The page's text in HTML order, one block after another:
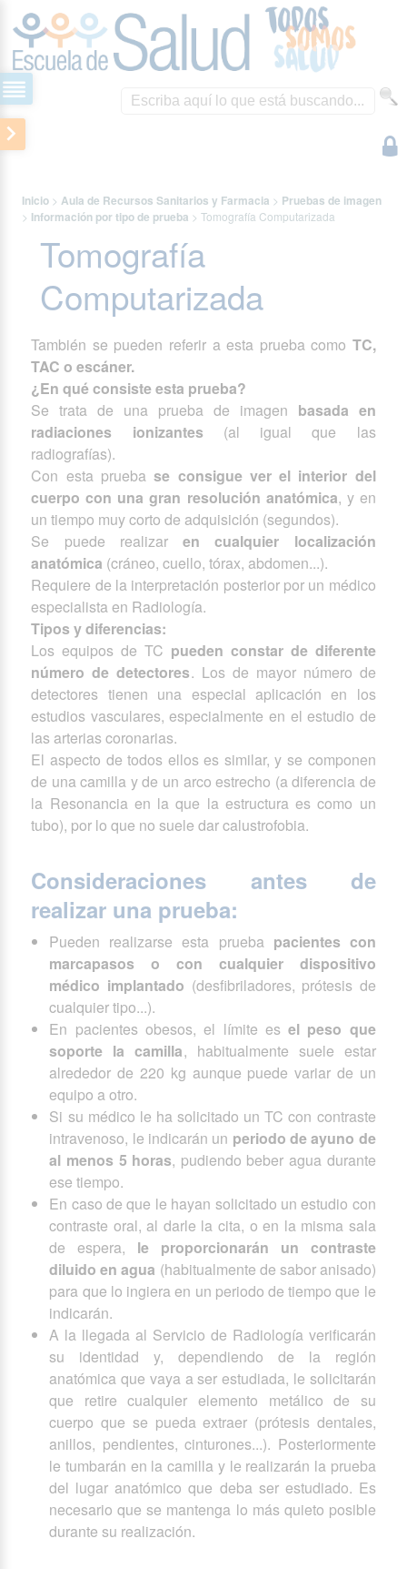
Inicio > Aula de Recursos Sanitarios y Farmacia > Pruebas de imagen
> Información por tipo de prueba >Tomografía Computarizada
Tomografía
Computarizada
También se pueden referir a esta prueba como TC,
TAC o escáner.
¿En qué consiste esta prueba?
Se trata de una prueba de imagen basada en
radiaciones ionizantes (al igual que las
radiografías).
Con esta pruebase consigue ver el interior del
cuerpo con una gran resolución anatómica, y en
un tiempo muy corto de adquisición (segundos).
Se puede realizaren cualquier localización
anatómica (cráneo, cuello, tórax, abdomen...).
Requiere de la interpretación posterior por un médico
especialista en Radiología.
Tipos y diferencias:
Los equipos de TC pueden constar de diferente
número de detectores. Los de mayor número de
detectores tienen una especial aplicación en los
estudios vasculares, especialmente en el estudio de
las arterias coronarias.
El aspecto de todos ellos es similar, y se componen
de una camilla y de un arco estrecho (a diferencia de
la Resonancia en la que la estructura es como un
tubo), por lo que no suele dar calustrofobia.
Consideraciones antes de
realizar una prueba:
Pueden realizarse esta pruebapacientes con
marcapasos o con cualquier dispositivo
médico implantado (desfibriladores, prótesis de
cualquier tipo...).
En pacientes obesos, el límite esel peso que
soporte la camilla, habitualmente suele estar
alrededor de 220 kg aunque puede variar de un
equipo a otro.
Si su médico le ha solicitado un TC con contraste
intravenoso, le indicarán un periodo de ayuno de
al menos 5 horas, pudiendo beber agua durante
ese tiempo.
En caso de que le hayan solicitado un estudio con
contraste oral, al darle la cita, o en la misma sala
de espera, le proporcionarán un contraste
diluido en agua (habitualmente de sabor anisado)
para que lo ingiera en un periodo de tiempo que le
indicarán.
A la llegada al Servicio de Radiología verificarán
su identidad y, dependiendo de la región
anatómica que vaya a ser estudiada, le solicitarán
que retire cualquier elemento metálico de su
cuerpo que se pueda extraer (prótesis dentales,
anillos, pendientes, cinturones...). Posteriormente
le tumbarán en la camilla y le realizarán la prueba
del lugar anatómico que deba ser estudiado. Es
necesario que se mantenga lo más quieto posible
durante su realización.